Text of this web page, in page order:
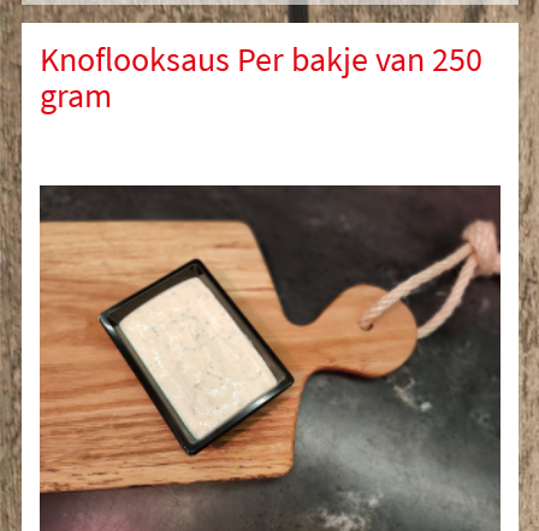
Knoflooksaus Per bakje van 250
gram